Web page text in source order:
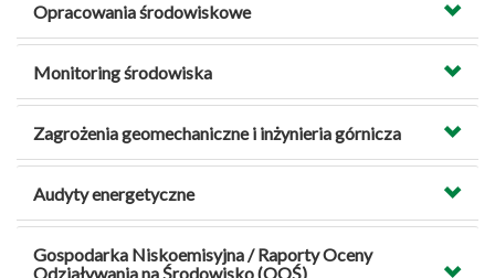
Opracowania środowiskowe
Monitoring środowiska
Zagrożenia geomechaniczne i inżynieria górnicza
Audyty energetyczne
Gospodarka Niskoemisyjna / Raporty Oceny
Odziaływania na Środowisko (OOŚ)